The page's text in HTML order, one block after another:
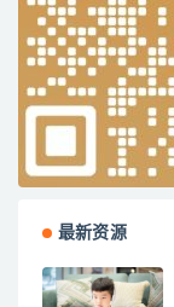
最新资源